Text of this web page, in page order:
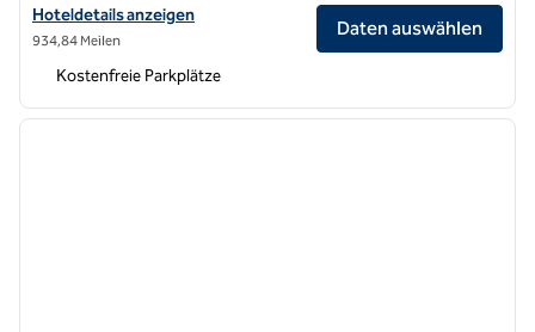
Hoteldetails für AutoCamp Asheville anzeigen
Hoteldetails anzeigen
934,84 Meilen
Daten auswählen
Kostenfreie Parkplätze
1 von 12